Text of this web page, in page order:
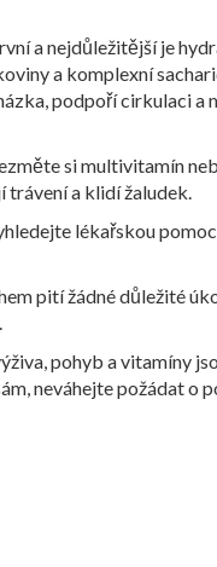
a nejdůležitější je
a komplexní
podpoří cirkulaci a
si multivitamín
trávení a klidí žaludek.
lékařskou
pití žádné důležité
pohyb a vitamíny
neváhejte požádat o